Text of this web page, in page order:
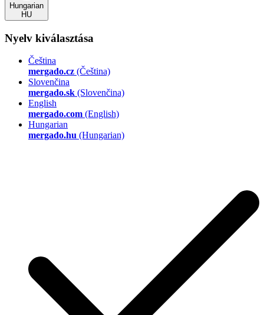
Hungarian
HU
Nyelv kiválasztása
Čeština
mergado.cz (Čeština)
Slovenčina
mergado.sk (Slovenčina)
English
mergado.com (English)
Hungarian
mergado.hu (Hungarian)